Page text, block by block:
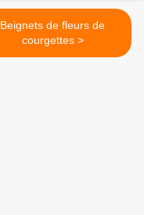
Beignets de fleurs de
courgettes >